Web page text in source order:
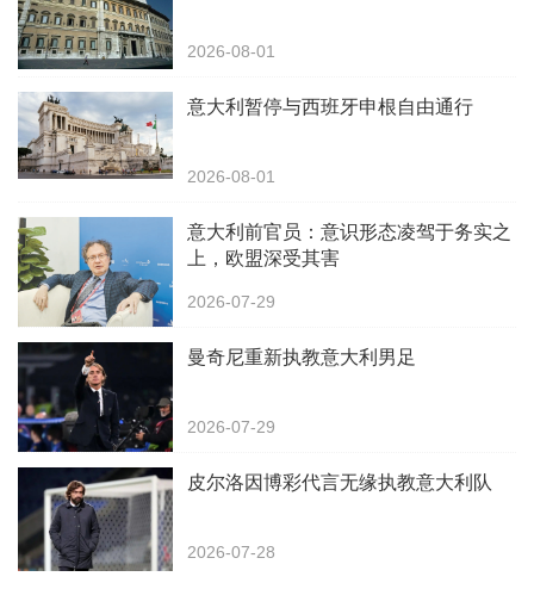
2026-08-01
意大利暂停与西班牙申根自由通行
2026-08-01
意大利前官员：意识形态凌驾于务实之
上，欧盟深受其害
2026-07-29
曼奇尼重新执教意大利男足
2026-07-29
皮尔洛因博彩代言无缘执教意大利队
2026-07-28